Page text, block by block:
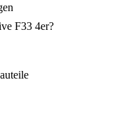
F33 4er?